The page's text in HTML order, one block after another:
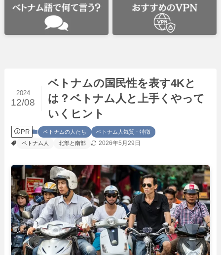
ベトナムの国民性を表す4Kと
は？ベトナム人と上手くやって
いくヒント
2024
12/08
PR ベトナムの人たち
ベトナム人気質・特徴
ベトナム人
北部と南部 2026年5月29日